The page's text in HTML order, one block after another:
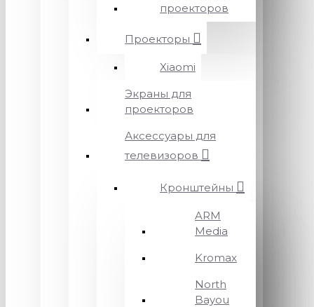
проекторов
Проекторы
Xiaomi
Экраны для
проекторов
Аксессуары для
телевизоров
Кронштейны
ARM
Media
Kromax
North
Bayou